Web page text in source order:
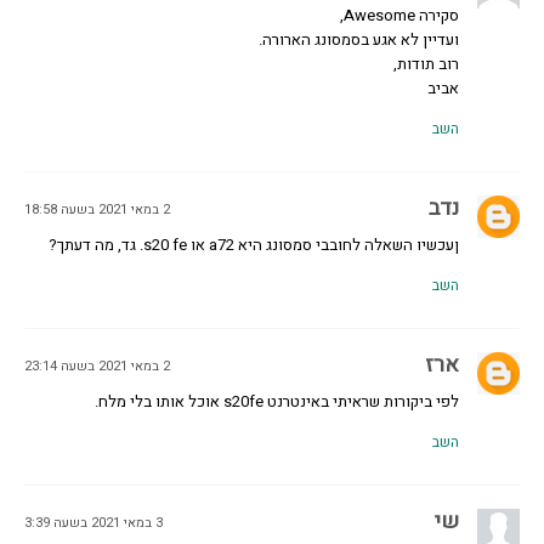
סקירה Awesome,
ועדיין לא אגע בסמסונג הארורה.
רוב תודות,
אביב
השב
נדב 2 במאי 2021 בשעה 18:58
ןעכשיו השאלה לחובבי סמסונג היא a72 או s20 fe. גד, מה דעתך?
השב
ארז 2 במאי 2021 בשעה 23:14
לפי ביקורות שראיתי באינטרנט s20fe אוכל אותו בלי מלח.
השב
שי 3 במאי 2021 בשעה 3:39